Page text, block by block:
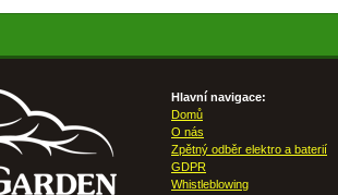
Hlavní navigace:
Domů
O nás
Zpětný odběr elektro a baterií
GDPR
Whistleblowing